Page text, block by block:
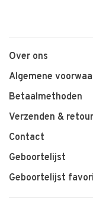
Over ons
Algemene
Betaalmethoden
Verzenden &
Contact
Geboortelijst
Geboortelijst